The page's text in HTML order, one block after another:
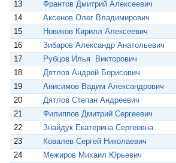
13
Франтов Дмитрий Алексеевич
14
Аксенов Олег Владимирович
15
Новиков Кирилл Алексеевич
16
Зибаров Александр Анатольевич
17
Рубцов Илья Викторович
18
Дятлов Андрей Борисович
19
Анисимов Вадим Александрович
20
Дятлов Степан Андреевич
21
Филиппов Дмитрий Сергеевич
22
Знайдук Екатерина Сергеевна
23
Ковалев Сергей Николаевич
24
Межиров Михаил Юрьевич